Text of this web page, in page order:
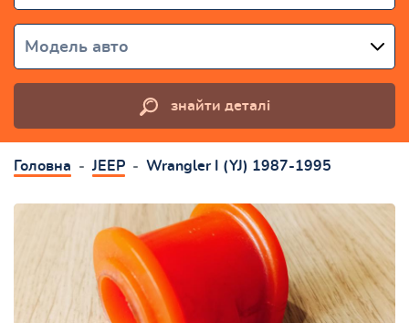
Модель авто
знайти деталі
Головна JEEP Wrangler I (YJ) 1987-1995